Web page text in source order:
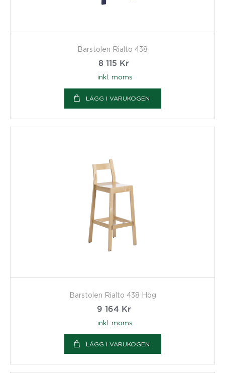
Barstolen Rialto 438
8 115 Kr
inkl. moms
LÄGG I VARUKOGEN
Barstolen Rialto 438 Hög
9 164 Kr
inkl. moms
LÄGG I VARUKOGEN